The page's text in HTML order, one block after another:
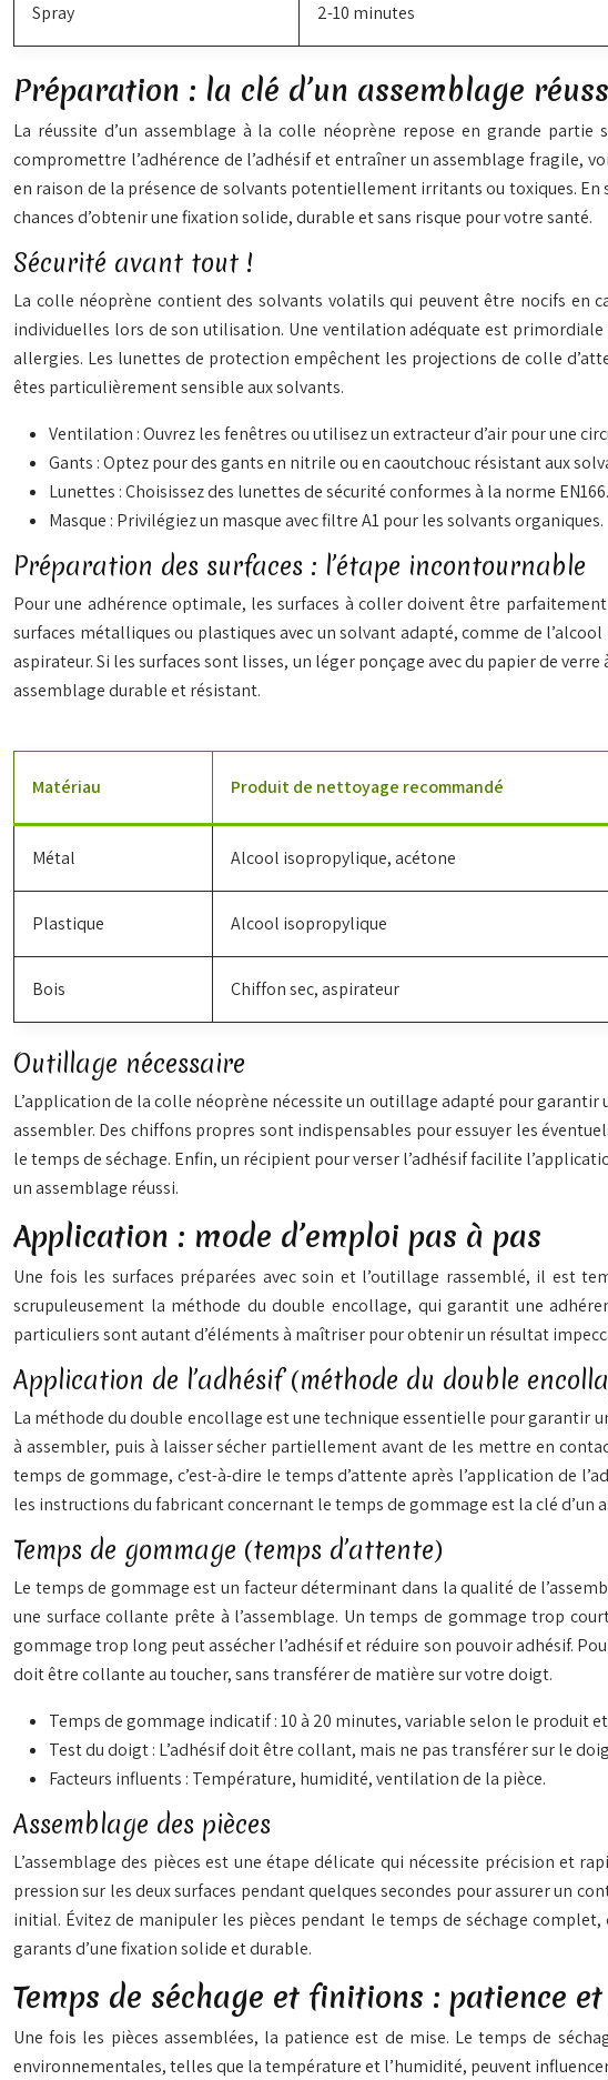
Spray 2-10 minutes
Préparation : la clé d’un assemblage
La réussite d’un assemblage à la colle néoprène repose en grande
compromettre l’adhérence de l’adhésif et entraîner un assemblage fragile,
en raison de la présence de solvants potentiellement irritants ou toxiques.
chances d’obtenir une fixation solide, durable et sans risque pour votre santé.
Sécurité avant tout !
La colle néoprène contient des solvants volatils qui peuvent être nocifs en
individuelles lors de son utilisation. Une ventilation adéquate est
allergies. Les lunettes de protection empêchent les projections de colle
êtes particulièrement sensible aux solvants.
Ventilation : Ouvrez les fenêtres ou utilisez un extracteur d’air pour une
Gants : Optez pour des gants en nitrile ou en caoutchouc résistant aux
Lunettes : Choisissez des lunettes de sécurité conformes à la norme EN166.
Masque : Privilégiez un masque avec filtre A1 pour les solvants organiques.
Préparation des surfaces : l’étape incontournable
Pour une adhérence optimale, les surfaces à coller doivent être
surfaces métalliques ou plastiques avec un solvant adapté, comme de
aspirateur. Si les surfaces sont lisses, un léger ponçage avec du papier de
assemblage durable et résistant.
Matériau Produit de nettoyage recommandé
Métal Alcool isopropylique, acétone
Plastique Alcool isopropylique
Bois Chiffon sec, aspirateur
Outillage nécessaire
L’application de la colle néoprène nécessite un outillage adapté pour
assembler. Des chiffons propres sont indispensables pour essuyer les
le temps de séchage. Enfin, un récipient pour verser l’adhésif facilite
un assemblage réussi.
Application : mode d’emploi pas à pas
Une fois les surfaces préparées avec soin et l’outillage rassemblé, il est
scrupuleusement la méthode du double encollage, qui garantit une
particuliers sont autant d’éléments à maîtriser pour obtenir un résultat
Application de l’adhésif (méthode du double
La méthode du double encollage est une technique essentielle pour garantir
à assembler, puis à laisser sécher partiellement avant de les mettre en
temps de gommage, c’est-à-dire le temps d’attente après l’application de
les instructions du fabricant concernant le temps de gommage est la clé d’un
Temps de gommage (temps d’attente)
Le temps de gommage est un facteur déterminant dans la qualité de
une surface collante prête à l’assemblage. Un temps de gommage trop
gommage trop long peut assécher l’adhésif et réduire son pouvoir adhésif.
doit être collante au toucher, sans transférer de matière sur votre doigt.
Temps de gommage indicatif : 10 à 20 minutes, variable selon le produit
Test du doigt : L’adhésif doit être collant, mais ne pas transférer sur le
Facteurs influents : Température, humidité, ventilation de la pièce.
Assemblage des pièces
L’assemblage des pièces est une étape délicate qui nécessite précision et
pression sur les deux surfaces pendant quelques secondes pour assurer un
initial. Évitez de manipuler les pièces pendant le temps de séchage
garants d’une fixation solide et durable.
Temps de séchage et finitions : patience
Une fois les pièces assemblées, la patience est de mise. Le temps de
environnementales, telles que la température et l’humidité, peuvent